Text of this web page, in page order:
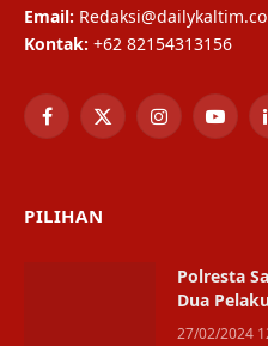
Email: Redaksi@dailykaltim.co
Kontak: +62 82154313156
Facebook
X
Instagram
PILIHAN
Polresta
Dua
27/02/2024